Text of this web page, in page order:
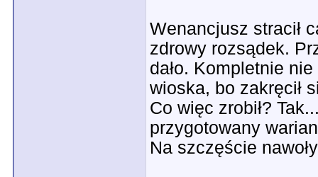
Wenancjusz stracił
zdrowy rozsądek.
dało. Kompletnie
wioska, bo zakręcił
Co więc zrobił?
przygotowany
Na szczęście